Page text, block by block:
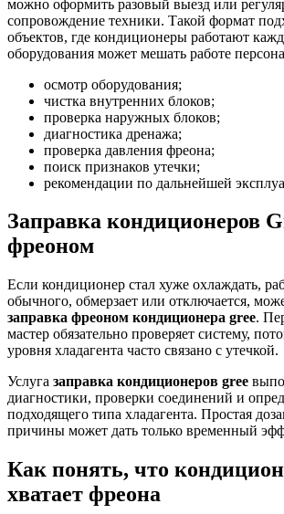
можно оформить разовый выезд или
сопровождение техники. Такой формат
объектов, где кондиционеры работают
оборудования может мешать работе
осмотр оборудования;
чистка внутренних блоков;
проверка наружных блоков;
диагностика дренажа;
проверка давления фреона;
поиск признаков утечки;
рекомендации по дальнейшей
Заправка кондиционеров
фреоном
Если кондиционер стал хуже охлаждать,
обычного, обмерзает или отключается,
заправка фреоном кондиционера gree.
мастер обязательно проверяет систему,
уровня хладагента часто связано с утечкой.
Услуга заправка кондиционеров gree
диагностики, проверки соединений и
подходящего типа хладагента. Простая
причины может дать только временный
Как понять, что
хватает фреона